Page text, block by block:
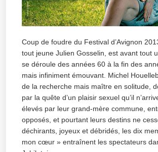
Coup de foudre du Festival d’Avignon
tout jeune Julien Gosselin, est avant tout
se déroule des années 60 à la fin des
mais infiniment émouvant. Michel
de la recherche mais maître en solitude,
par la quête d’un plaisir sexuel qu’il
élevés par leur grand-mère commune,
opposés, et pourtant leurs destins ne
déchirants, joyeux et débridés, les dix
mon cœur » entraînent les spectateurs